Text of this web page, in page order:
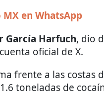
en WhatsApp
García Harfuch, dio
oficial de X.
frente a las costas
toneladas de